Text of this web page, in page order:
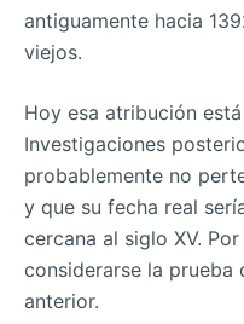
antiguamente hacia
viejos.
Hoy esa atribución
Investigaciones
probablemente no
y que su fecha real
cercana al siglo XV.
considerarse la prueba
anterior.